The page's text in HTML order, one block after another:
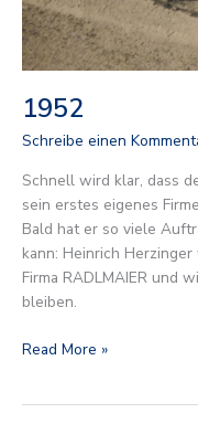
1952
Schreibe einen
Schnell wird klar, dass
sein erstes eigenes
Bald hat er so viele
kann: Heinrich
Firma RADLMAIER und
bleiben.
Read More »